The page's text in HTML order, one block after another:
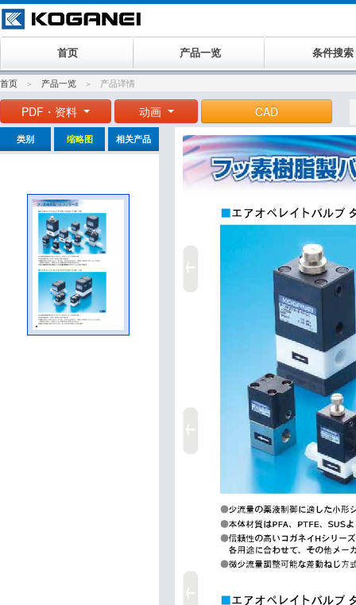
首页 产品一览 条件搜索
首页 产品一览 产品详情
PDF・资料 动画 CAD
类别 缩略图 相关产品